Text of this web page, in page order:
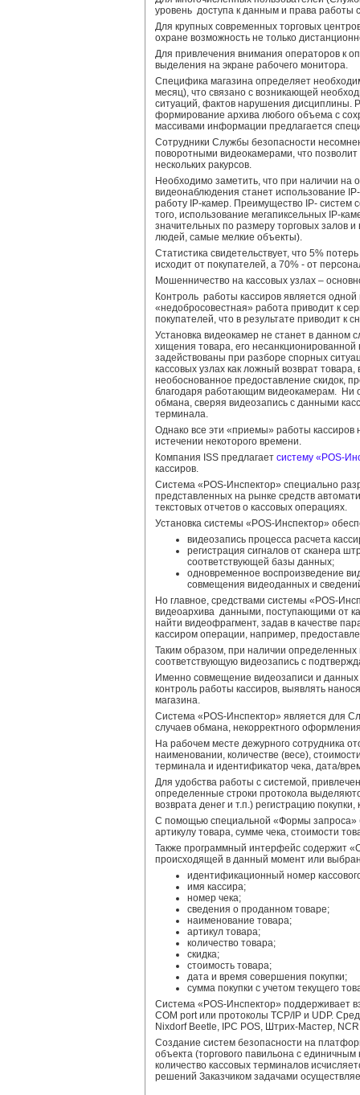
уровень доступа к данным и права работы
Для крупных современных торговых
охране возможность не только
Для привлечения внимания операторов к
выделения на экране рабочего монитора.
Специфика магазина определяет
месяц), что связано с возникающей
ситуаций, фактов нарушения дисциплины.
формирование архива любого объема с
массивами информации предлагается
Сотрудники Службы безопасности
поворотными видеокамерами, что
нескольких ракурсов.
Необходимо заметить, что при наличии на
видеонаблюдения станет использование
работу IP-камер. Преимущество IP- систем
того, использование мегапиксельных IP-
значительных по размеру торговых залов
людей, самые мелкие объекты).
Статистика свидетельствует, что 5%
исходит от покупателей, а 70% - от
Мошенничество на кассовых узлах –
Контроль работы кассиров является
«недобросовестная» работа приводит к
покупателей, что в результате приводит
Установка видеокамер не станет в
хищения товара, его
задействованы при разборе спорных
кассовых узлах как ложный возврат
необоснованное предоставление скидок,
благодаря работающим видеокамерам. Ни
обмана, сверяя видеозапись с данными
терминала.
Однако все эти «приемы» работы
истечении некоторого времени.
Компания ISS предлагает систему «POS-
кассиров.
Система «POS-Инспектор» специально
представленных на рынке средств
текстовых отчетов о кассовых операциях.
Установка системы «POS-Инспектор»
видеозапись процесса расчета
регистрация сигналов от сканера
соответствующей базы данных;
одновременное воспроизведение
совмещения видеоданных и
Но главное, средствами системы «POS-
видеоархива данными, поступающими от
найти видеофрагмент, задав в качестве
кассиром операции, например,
Таким образом, при наличии
соответствующую видеозапись с
Именно совмещение видеозаписи и данных
контроль работы кассиров, выявлять
магазина.
Система «POS-Инспектор» является для
случаев обмана, некорректного
На рабочем месте дежурного сотрудника
наименовании, количестве (весе),
терминала и идентификатор чека, дата/
Для удобства работы с системой,
определенные строки протокола
возврата денег и т.п.) регистрацию
С помощью специальной «Формы запроса»
артикулу товара, сумме чека, стоимости
Также программный интерфейс содержит
происходящей в данный момент или
идентификационный номер
имя кассира;
номер чека;
сведения о проданном товаре;
наименование товара;
артикул товара;
количество товара;
скидка;
стоимость товара;
дата и время совершения покупки;
сумма покупки с учетом текущего
Система «POS-Инспектор» поддерживает
COM port или протоколы TCP/IP и UDP.
Nixdorf Beetle, IPC POS, Штрих-Мастер,
Создание систем безопасности на
объекта (торгового павильона с
количество кассовых терминалов
решений Заказчиком задачами